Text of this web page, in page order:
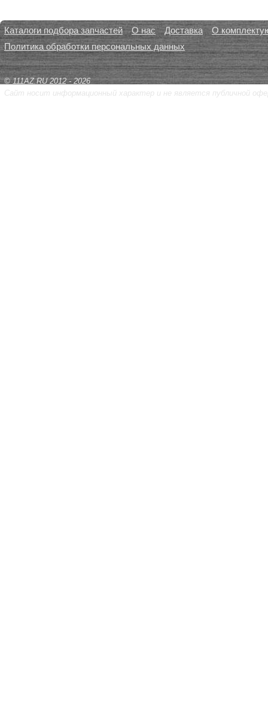
Каталоги подбора запчастей О нас Доставка
О
Политика обработки персональных данных
© 111AZ.RU 2012 - 2026
Сайт носит информационный характер и не является публичной